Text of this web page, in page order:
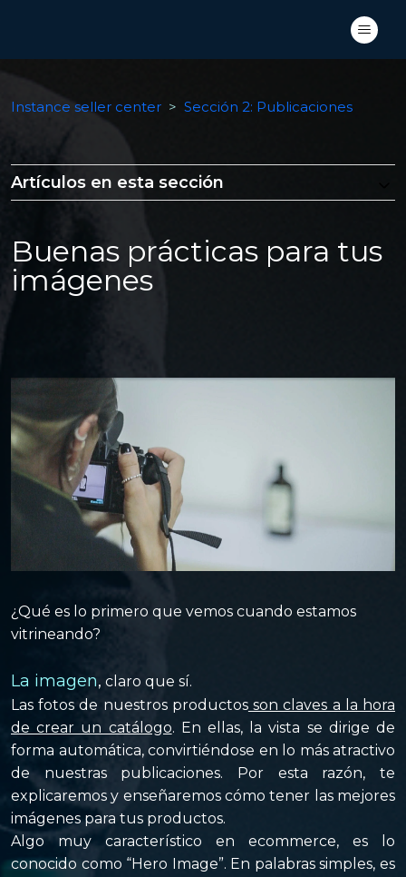
Instance seller center Sección 2: Publicaciones
Artículos en esta sección
Buenas prácticas para tus
imágenes
¿Qué es lo primero que vemos cuando estamos
vitrineando?
La imagen, claro que sí.
Las fotos de nuestros productosson claves a la hora
de crear un catálogo. En ellas, la vista se dirige de
forma automática, convirtiéndose en lo más atractivo
de nuestras publicaciones. Por esta razón, te
explicaremos y enseñaremos cómo tener las mejores
imágenes para tus productos.
Algo muy característico en ecommerce, es lo
conocido como “Hero Image”. En palabras simples, es